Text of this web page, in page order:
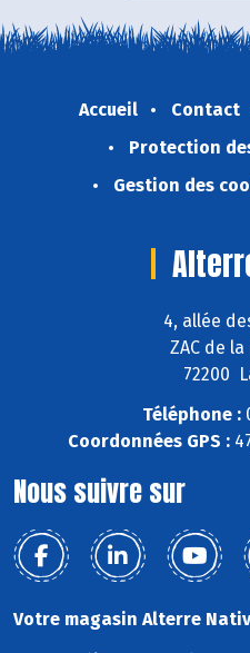
Accueil Contact
Protection
Gestion des
4, allée
ZAC de
72200
Téléphone :
Coordonnées GPS :
Nous suivre sur
Votre magasin Alterre